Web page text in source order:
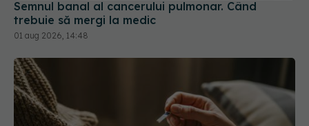
Semnul banal al cancerului pulmonar. Când
trebuie să mergi la medic
01 aug 2026, 14:48